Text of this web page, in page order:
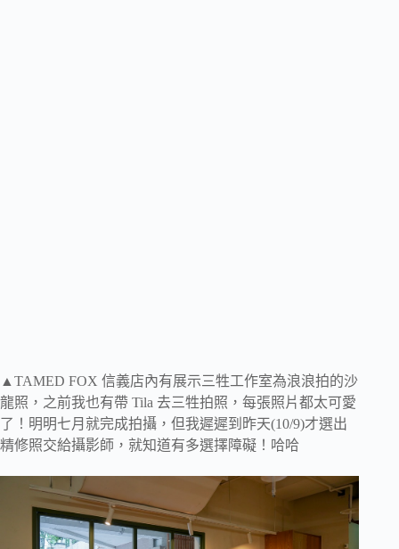
▲TAMED FOX 信義店內有展示三牲工作室為浪浪拍的沙
龍照，之前我也有帶 Tila 去三牲拍照，每張照片都太可愛
了！明明七月就完成拍攝，但我遲遲到昨天(10/9)才選出
精修照交給攝影師，就知道有多選擇障礙！哈哈